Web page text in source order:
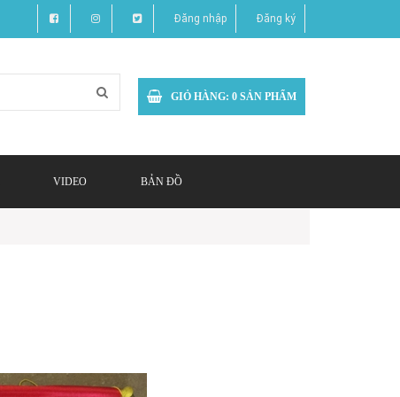
Đăng nhập Đăng ký
GIỎ HÀNG: 0 SẢN PHẨM
VIDEO BẢN ĐỒ